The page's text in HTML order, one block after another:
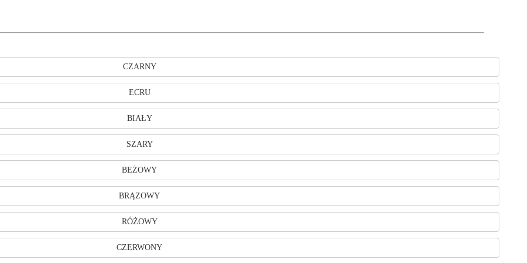
CZARNY
ECRU
BIAŁY
SZARY
BEŻOWY
BRĄZOWY
RÓŻOWY
CZERWONY